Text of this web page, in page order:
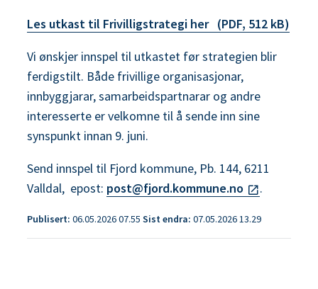
Les utkast til Frivilligstrategi her (PDF, 512 kB)
Vi ønskjer innspel til utkastet før strategien blir
ferdigstilt. Både frivillige organisasjonar,
innbyggjarar, samarbeidspartnarar og andre
interesserte er velkomne til å sende inn sine
synspunkt innan 9. juni.
Send innspel til Fjord kommune, Pb. 144, 6211
Valldal, epost: post@fjord.kommune.no .
Publisert 06.05.2026 07.55 Sist endra 07.05.2026 13.29